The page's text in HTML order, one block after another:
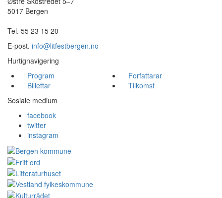
5017 Bergen
Tel. 55 23 15 20
E-post. info@litfestbergen.no
Hurtignavigering
Program
Forfattarar
Billettar
Tilkomst
Sosiale medium
facebook
twitter
instagram